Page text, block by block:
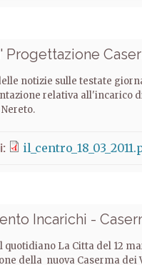
Progettazione
notizie sulle testate
relativa all'incarico
Incarichi -
quotidiano La Citta del 12
della nuova Caserma dei